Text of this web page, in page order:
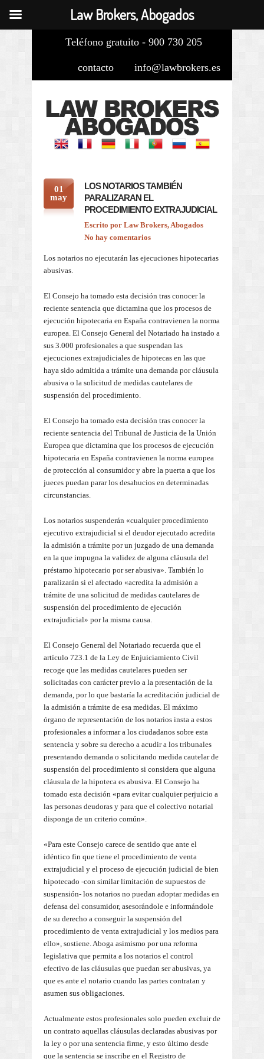
Teléfono gratuito - 900 730 205
info@lawbrokers.es
contacto
LOS NOTARIOS TAMBIÉN
PARALIZARAN EL
PROCEDIMIENTO EXTRAJUDICIAL
Escrito por Law Brokers, Abogados
No hay comentarios
01
may
Los notarios no ejecutarán las ejecuciones hipotecarias
abusivas.
El Consejo ha tomado esta decisión tras conocer la
reciente sentencia que dictamina que los procesos de
ejecución hipotecaria en España contravienen la norma
europea. El Consejo General del Notariado ha instado a
sus 3.000 profesionales a que suspendan las
ejecuciones extrajudiciales de hipotecas en las que
haya sido admitida a trámite una demanda por cláusula
abusiva o la solicitud de medidas cautelares de
suspensión del procedimiento.
El Consejo ha tomado esta decisión tras conocer la
reciente sentencia del Tribunal de Justicia de la Unión
Europea que dictamina que los procesos de ejecución
hipotecaria en España contravienen la norma europea
de protección al consumidor y abre la puerta a que los
jueces puedan parar los desahucios en determinadas
circunstancias.
Los notarios suspenderán «cualquier procedimiento
ejecutivo extrajudicial si el deudor ejecutado acredita
la admisión a trámite por un juzgado de una demanda
en la que impugna la validez de alguna cláusula del
préstamo hipotecario por ser abusiva». También lo
paralizarán si el afectado «acredita la admisión a
trámite de una solicitud de medidas cautelares de
suspensión del procedimiento de ejecución
extrajudicial» por la misma causa.
El Consejo General del Notariado recuerda que el
artículo 723.1 de la Ley de Enjuiciamiento Civil
recoge que las medidas cautelares pueden ser
solicitadas con carácter previo a la presentación de la
demanda, por lo que bastaría la acreditación judicial de
la admisión a trámite de esa medidas. El máximo
órgano de representación de los notarios insta a estos
profesionales a informar a los ciudadanos sobre esta
sentencia y sobre su derecho a acudir a los tribunales
presentando demanda o solicitando medida cautelar de
suspensión del procedimiento si considera que alguna
cláusula de la hipoteca es abusiva. El Consejo ha
tomado esta decisión «para evitar cualquier perjuicio a
las personas deudoras y para que el colectivo notarial
disponga de un criterio común».
«Para este Consejo carece de sentido que ante el
idéntico fin que tiene el procedimiento de venta
extrajudicial y el proceso de ejecución judicial de bien
hipotecado -con similar limitación de supuestos de
suspensión- los notarios no puedan adoptar medidas en
defensa del consumidor, asesorándole e informándole
de su derecho a conseguir la suspensión del
procedimiento de venta extrajudicial y los medios para
ello», sostiene. Aboga asimismo por una reforma
legislativa que permita a los notarios el control
efectivo de las cláusulas que puedan ser abusivas, ya
que es ante el notario cuando las partes contratan y
asumen sus obligaciones.
Actualmente estos profesionales solo pueden excluir de
un contrato aquellas cláusulas declaradas abusivas por
la ley o por una sentencia firme, y esto último desde
que la sentencia se inscribe en el Registro de
Law Brokers, Abogados